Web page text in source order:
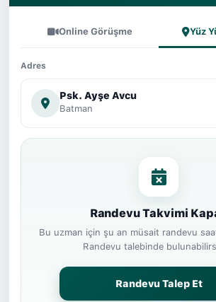
Online Görüşme Yüz
Adres
Psk. Ayşe Avcu
Batman
Randevu Takvimi
Bu uzman için şu an müsait randevu
Randevu talebinde
Randevu Talep Et